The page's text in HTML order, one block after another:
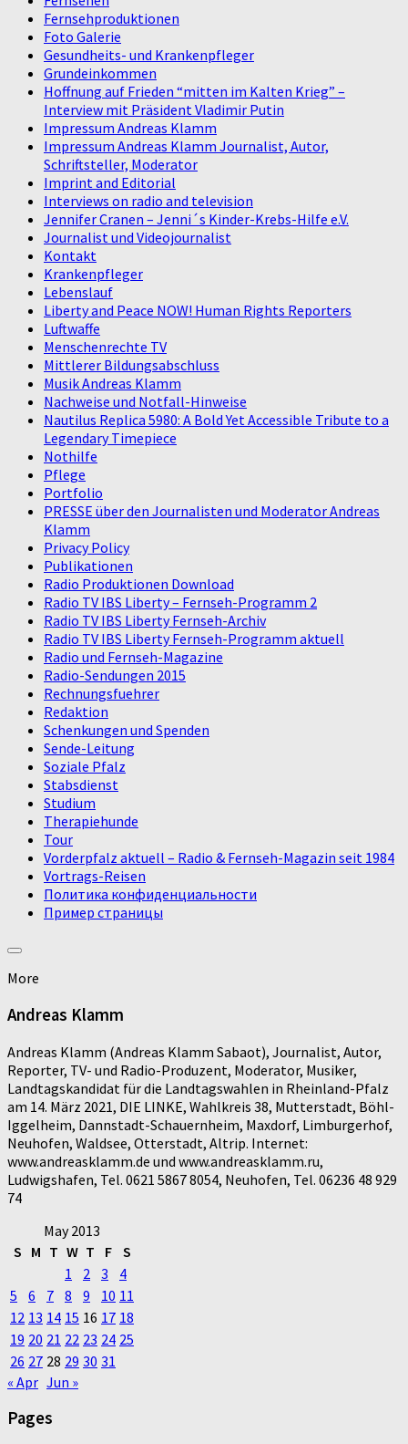
Fernsehproduktionen
Foto Galerie
Gesundheits- und Krankenpfleger
Grundeinkommen
Hoffnung auf Frieden “mitten im Kalten Krieg” –
Interview mit Präsident Vladimir Putin
Impressum Andreas Klamm
Impressum Andreas Klamm Journalist, Autor,
Schriftsteller, Moderator
Imprint and Editorial
Interviews on radio and television
Jennifer Cranen – Jenni´s Kinder-Krebs-Hilfe e.V.
Journalist und Videojournalist
Kontakt
Krankenpfleger
Lebenslauf
Liberty and Peace NOW! Human Rights Reporters
Luftwaffe
Menschenrechte TV
Mittlerer Bildungsabschluss
Musik Andreas Klamm
Nachweise und Notfall-Hinweise
Nautilus Replica 5980: A Bold Yet Accessible Tribute to a
Legendary Timepiece
Nothilfe
Pflege
Portfolio
PRESSE über den Journalisten und Moderator Andreas
Klamm
Privacy Policy
Publikationen
Radio Produktionen Download
Radio TV IBS Liberty – Fernseh-Programm 2
Radio TV IBS Liberty Fernseh-Archiv
Radio TV IBS Liberty Fernseh-Programm aktuell
Radio und Fernseh-Magazine
Radio-Sendungen 2015
Rechnungsfuehrer
Redaktion
Schenkungen und Spenden
Sende-Leitung
Soziale Pfalz
Stabsdienst
Studium
Therapiehunde
Tour
Vorderpfalz aktuell – Radio & Fernseh-Magazin seit 1984
Vortrags-Reisen
Политика конфиденциальности
Пример страницы
More
Andreas Klamm
Andreas Klamm (Andreas Klamm Sabaot), Journalist, Autor,
Reporter, TV- und Radio-Produzent, Moderator, Musiker,
Landtagskandidat für die Landtagswahlen in Rheinland-Pfalz
am 14. März 2021, DIE LINKE, Wahlkreis 38, Mutterstadt, Böhl-
Iggelheim, Dannstadt-Schauernheim, Maxdorf, Limburgerhof,
Neuhofen, Waldsee, Otterstadt, Altrip. Internet:
www.andreasklamm.de und www.andreasklamm.ru,
Ludwigshafen, Tel. 0621 5867 8054, Neuhofen, Tel. 06236 48 929
74
May 2013
S M T W T F S
1
2 3
4
5
6 7 8 9 10 11
12 13 14 15 16 17 18
19 20 21 22 23 24 25
26 27 28 29 30 31
« Apr Jun »
Pages